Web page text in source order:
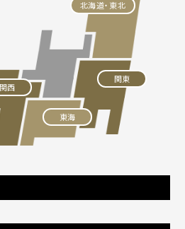
北海道・東北
関東
東海
関西